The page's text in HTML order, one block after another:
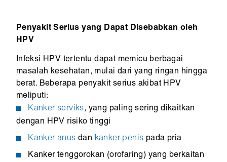
Penyakit Serius yang Dapat Disebabkan oleh
HPV
Infeksi HPV tertentu dapat memicu berbagai
masalah kesehatan, mulai dari yang ringan hingga
berat. Beberapa penyakit serius akibat HPV
meliputi:
Kanker serviks, yang paling sering dikaitkan
dengan HPV risiko tinggi
Kanker anus dan kanker penis pada pria
Kanker tenggorokan (orofaring) yang berkaitan